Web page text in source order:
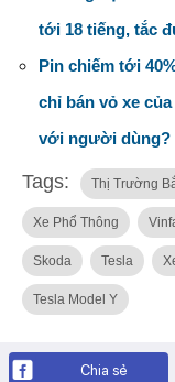
tới 18 tiếng, tắc
Pin chiếm tới
chỉ bán vỏ xe
với người dùng?
Tags: Thị Trường
Xe Phổ Thông
Skoda Tesla
Tesla Model Y
Chia sẻ